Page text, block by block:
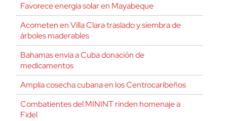
Favorece energía solar en Mayabeque
Acometen en Villa Clara traslado y siembra de
árboles maderables
Bahamas envía a Cuba donación de
medicamentos
Amplia cosecha cubana en los Centrocaribeños
Combatientes del MININT rinden homenaje a
Fidel